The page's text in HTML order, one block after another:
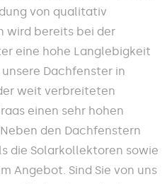
von qualitativ
wird bereits bei der
eine hohe Langlebigkeit
Dachfenster in
weit verbreiteten
einen sehr hohen
den Dachfenstern
die Solarkollektoren sowie
Angebot. Sind Sie von uns